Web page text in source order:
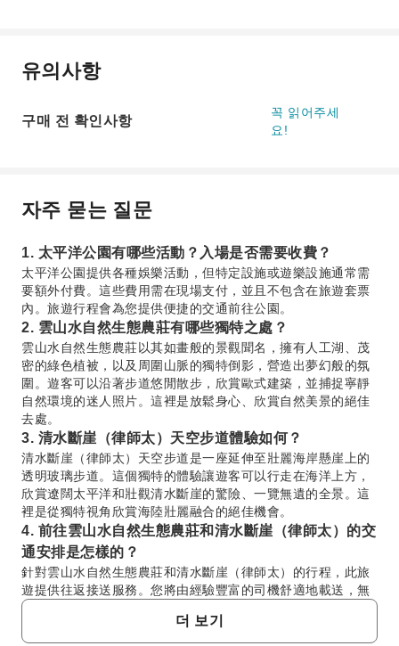
유의사항
구매 전 확인사항
꼭 읽어주세
요!
자주 묻는 질문
1. 太平洋公園有哪些活動？入場是否需要收費？
太平洋公園提供各種娛樂活動，但特定設施或遊樂設施通常需
要額外付費。這些費用需在現場支付，並且不包含在旅遊套票
內。旅遊行程會為您提供便捷的交通前往公園。
2. 雲山水自然生態農莊有哪些獨特之處？
雲山水自然生態農莊以其如畫般的景觀聞名，擁有人工湖、茂
密的綠色植被，以及周圍山脈的獨特倒影，營造出夢幻般的氛
圍。遊客可以沿著步道悠閒散步，欣賞歐式建築，並捕捉寧靜
自然環境的迷人照片。這裡是放鬆身心、欣賞自然美景的絕佳
去處。
3. 清水斷崖（律師太）天空步道體驗如何？
清水斷崖（律師太）天空步道是一座延伸至壯麗海岸懸崖上的
透明玻璃步道。這個獨特的體驗讓遊客可以行走在海洋上方，
欣賞遼闊太平洋和壯觀清水斷崖的驚險、一覽無遺的全景。這
裡是從獨特視角欣賞海陸壯麗融合的絕佳機會。
4. 前往雲山水自然生態農莊和清水斷崖（律師太）的交
通安排是怎樣的？
針對雲山水自然生態農莊和清水斷崖（律師太）的行程，此旅
遊提供往返接送服務。您將由經驗豐富的司機舒適地載送，無
需自行規劃交通或路線，確保行程順暢無憂。
5. 在雲山水自然生態農莊通常會停留多久？
더 보기